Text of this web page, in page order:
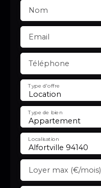
Nom
Email
Téléphone
Location
Type d'offre
Appartement
Type de bien
Alfortville 94140
Localisation
Loyer max (€/mois)